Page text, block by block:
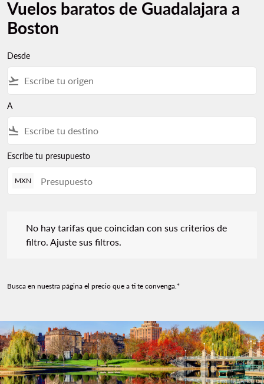
Vuelos baratos de Guadalajara a
Boston
Desde
flight_takeoff
A
flight_land
Escribe tu presupuesto
MXN
No hay tarifas que coincidan con sus criterios de
filtro. Ajuste sus filtros.
Busca en nuestra página el precio que a ti te convenga.*